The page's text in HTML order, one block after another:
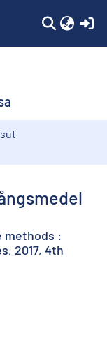
methods :
2017, 4th